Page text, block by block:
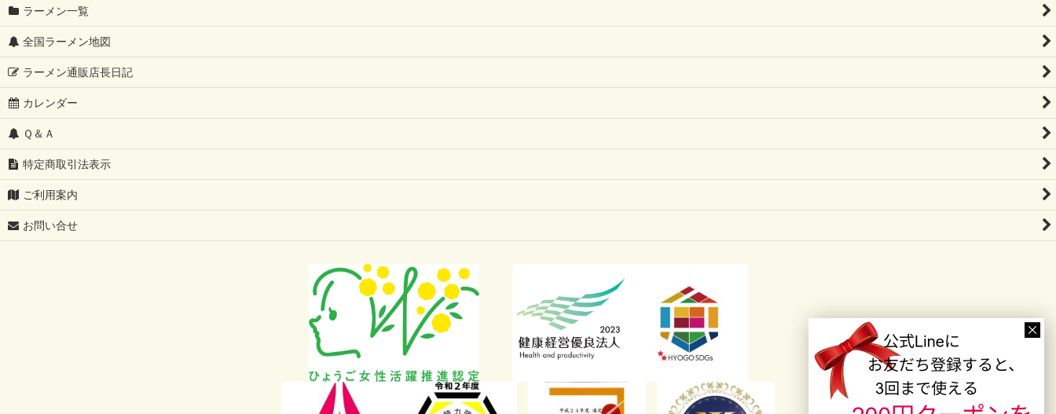
ラーメン一覧
全国ラーメン地図
ラーメン通販店長日記
カレンダー
Ｑ＆Ａ
特定商取引法表示
ご利用案内
お問い合せ